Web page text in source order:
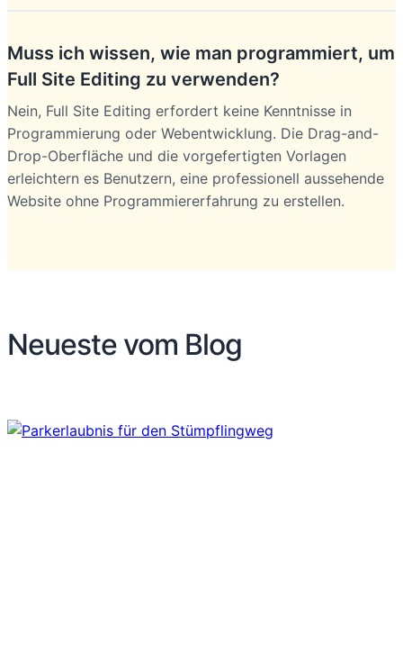
Muss ich wissen, wie man programmiert, um
Full Site Editing zu verwenden?
Nein, Full Site Editing erfordert keine Kenntnisse in
Programmierung oder Webentwicklung. Die Drag-and-
Drop-Oberfläche und die vorgefertigten Vorlagen
erleichtern es Benutzern, eine professionell aussehende
Website ohne Programmiererfahrung zu erstellen.
Neueste vom Blog